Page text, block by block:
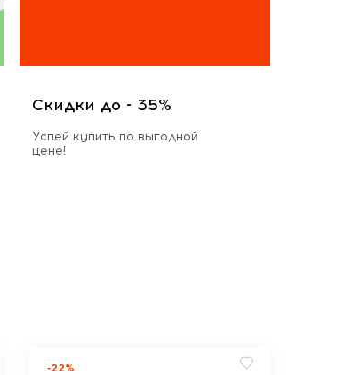
Скидки до - 35%
Успей купить по выгодной
цене!
-22%